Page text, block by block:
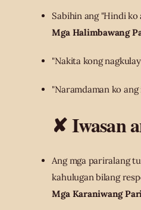
Sabihin ang "Hindi
Mga Halimbawang
"Nakita kong
"Naramdaman ko
✘ Iwasan
Ang mga pariralang
kahulugan bilang
Mga Karaniwang